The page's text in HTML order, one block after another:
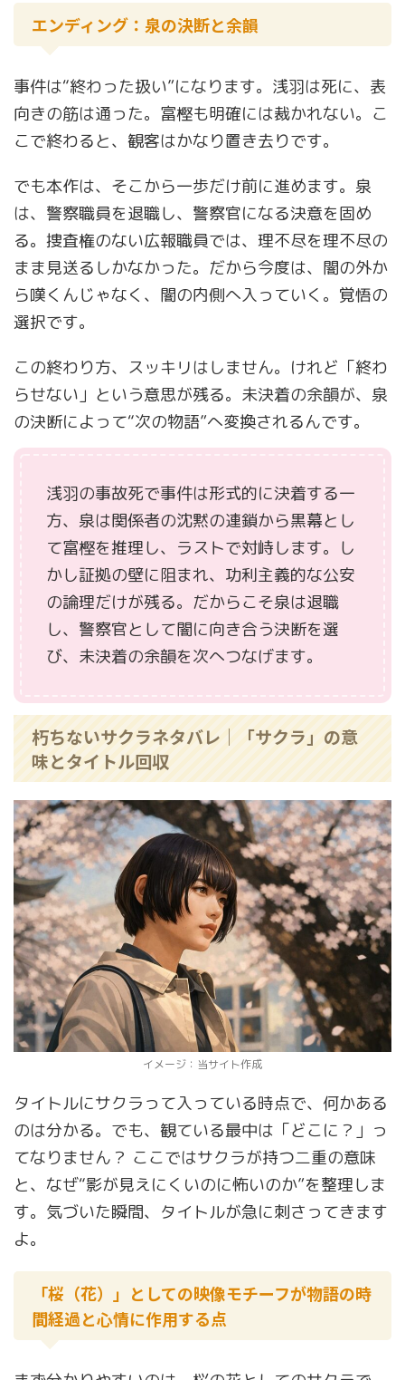
エンディング：泉の決断と余韻
事件は“終わった扱い”になります。浅羽は死に、表
向きの筋は通った。富樫も明確には裁かれない。こ
こで終わると、観客はかなり置き去りです。
でも本作は、そこから一歩だけ前に進めます。泉
は、警察職員を退職し、警察官になる決意を固め
る。捜査権のない広報職員では、理不尽を理不尽の
まま見送るしかなかった。だから今度は、闇の外か
ら嘆くんじゃなく、闇の内側へ入っていく。覚悟の
選択です。
この終わり方、スッキリはしません。けれど「終わ
らせない」という意思が残る。未決着の余韻が、泉
の決断によって“次の物語”へ変換されるんです。
浅羽の事故死で事件は形式的に決着する一
方、泉は関係者の沈黙の連鎖から黒幕とし
て富樫を推理し、ラストで対峙します。し
かし証拠の壁に阻まれ、功利主義的な公安
の論理だけが残る。だからこそ泉は退職
し、警察官として闇に向き合う決断を選
び、未決着の余韻を次へつなげます。
朽ちないサクラネタバレ｜「サクラ」の意
味とタイトル回収
イメージ：当サイト作成
タイトルにサクラって入っている時点で、何かある
のは分かる。でも、観ている最中は「どこに？」っ
てなりません？ ここではサクラが持つ二重の意味
と、なぜ“影が見えにくいのに怖いのか”を整理しま
す。気づいた瞬間、タイトルが急に刺さってきます
よ。
「桜（花）」としての映像モチーフが物語の時
間経過と心情に作用する点